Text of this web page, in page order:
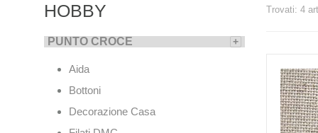
HOBBY
PUNTO CROCE +
Aida
Bottoni
Decorazione Casa
Trovati: 4